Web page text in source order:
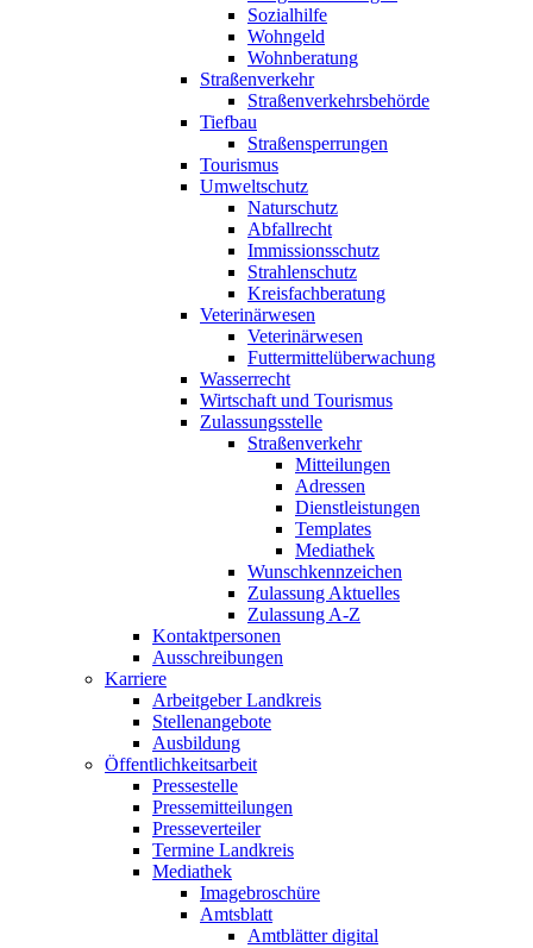
Sozialhilfe
Wohngeld
Wohnberatung
Straßenverkehr
Straßenverkehrsbehörde
Tiefbau
Straßensperrungen
Tourismus
Umweltschutz
Naturschutz
Abfallrecht
Immissionsschutz
Strahlenschutz
Kreisfachberatung
Veterinärwesen
Veterinärwesen
Futtermittelüberwachung
Wasserrecht
Wirtschaft und Tourismus
Zulassungsstelle
Straßenverkehr
Mitteilungen
Adressen
Dienstleistungen
Templates
Mediathek
Wunschkennzeichen
Zulassung Aktuelles
Zulassung A-Z
Kontaktpersonen
Ausschreibungen
Karriere
Arbeitgeber Landkreis
Stellenangebote
Ausbildung
Öffentlichkeitsarbeit
Pressestelle
Pressemitteilungen
Presseverteiler
Termine Landkreis
Mediathek
Imagebroschüre
Amtsblatt
Amtblätter digital